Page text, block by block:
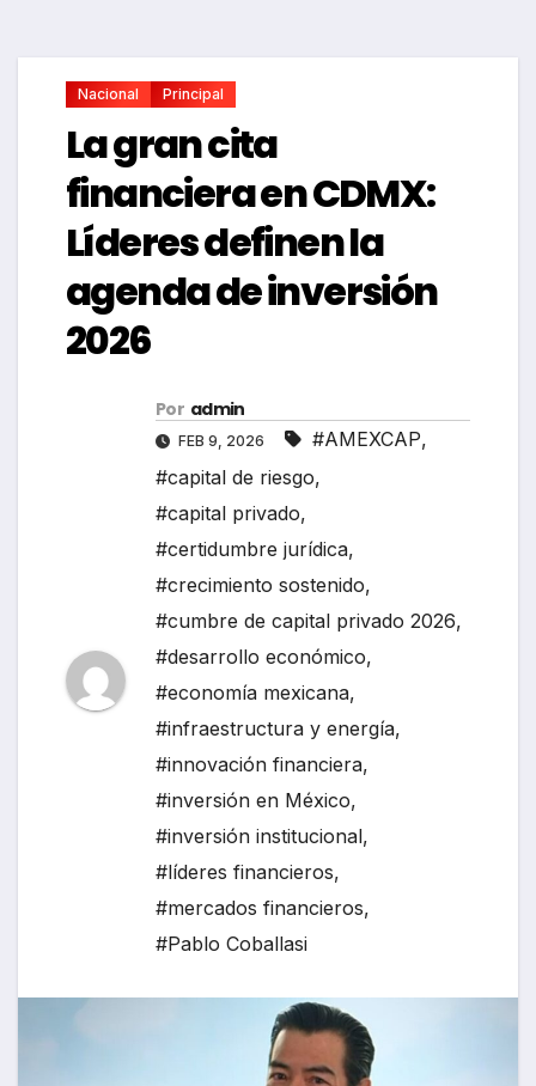
Nacional Principal
La gran cita
financiera en CDMX:
Líderes definen la
agenda de inversión
2026
Por admin
FEB 9, 2026 #AMEXCAP,
#capital de riesgo,
#capital privado,
#certidumbre jurídica,
#crecimiento sostenido,
#cumbre de capital privado 2026,
#desarrollo económico,
#economía mexicana,
#infraestructura y energía,
#innovación financiera,
#inversión en México,
#inversión institucional,
#líderes financieros,
#mercados financieros,
#Pablo Coballasi